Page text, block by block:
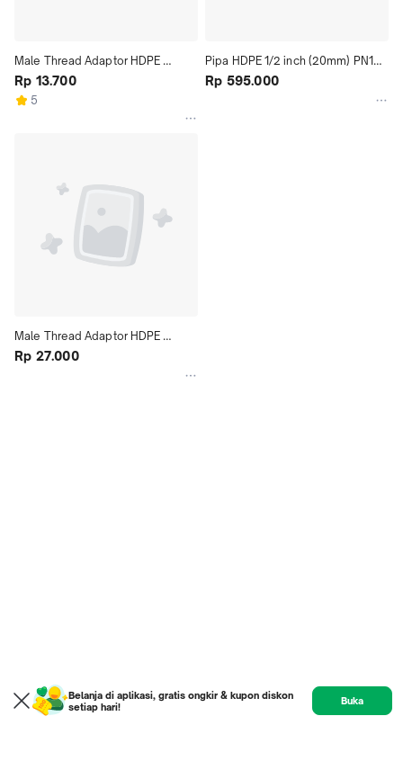
Male Thread Adaptor HDPE
Compression (SDL) 3/4 inch
(25mm)
Rp 13.700
5
Male Thread Adaptor HDPE
Compression (SDL) 1-1/4 inch
Rp 27.000
Pipa HDPE 1/2 inch (20mm) PN16
@100mtr/roll
Rp 595.000
Belanja di aplikasi, gratis ongkir & kupon diskon
setiap hari!
Buka
Home Review